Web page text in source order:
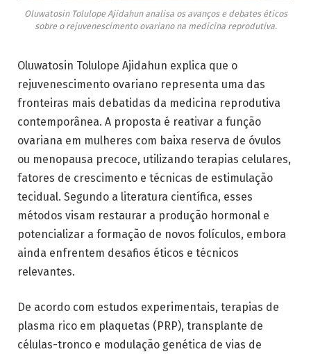
Oluwatosin Tolulope Ajidahun analisa os avanços e debates éticos
sobre o rejuvenescimento ovariano na medicina reprodutiva.
Oluwatosin Tolulope Ajidahun explica que o
rejuvenescimento ovariano representa uma das
fronteiras mais debatidas da medicina reprodutiva
contemporânea. A proposta é reativar a função
ovariana em mulheres com baixa reserva de óvulos
ou menopausa precoce, utilizando terapias celulares,
fatores de crescimento e técnicas de estimulação
tecidual. Segundo a literatura científica, esses
métodos visam restaurar a produção hormonal e
potencializar a formação de novos folículos, embora
ainda enfrentem desafios éticos e técnicos
relevantes.
De acordo com estudos experimentais, terapias de
plasma rico em plaquetas (PRP), transplante de
células-tronco e modulação genética de vias de